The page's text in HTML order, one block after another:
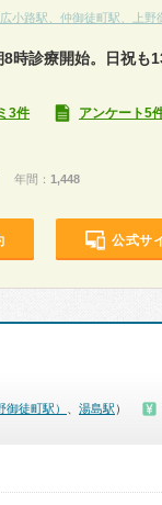
小路駅、仲御徒町駅、上野
時診療開始。日祝も
3件 アンケート5
間： 1,448
公式サ
徒町駅） 湯島駅 ）